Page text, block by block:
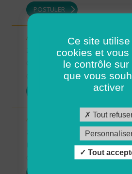
POSTULER
Aide à domicile - CDD été -
29 - Finistère
03/04/2026
Aide à domicile - CDD ou CDI -
Possibilité de CDI ou CDD
Ce site
cookies et vous
le contrôle sur
que vous
activer
Tout
Tout